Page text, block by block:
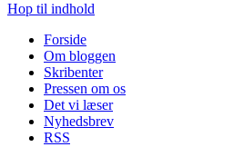
Hop til indhold
Forside
Om bloggen
Skribenter
Pressen om os
Det vi læser
Nyhedsbrev
RSS